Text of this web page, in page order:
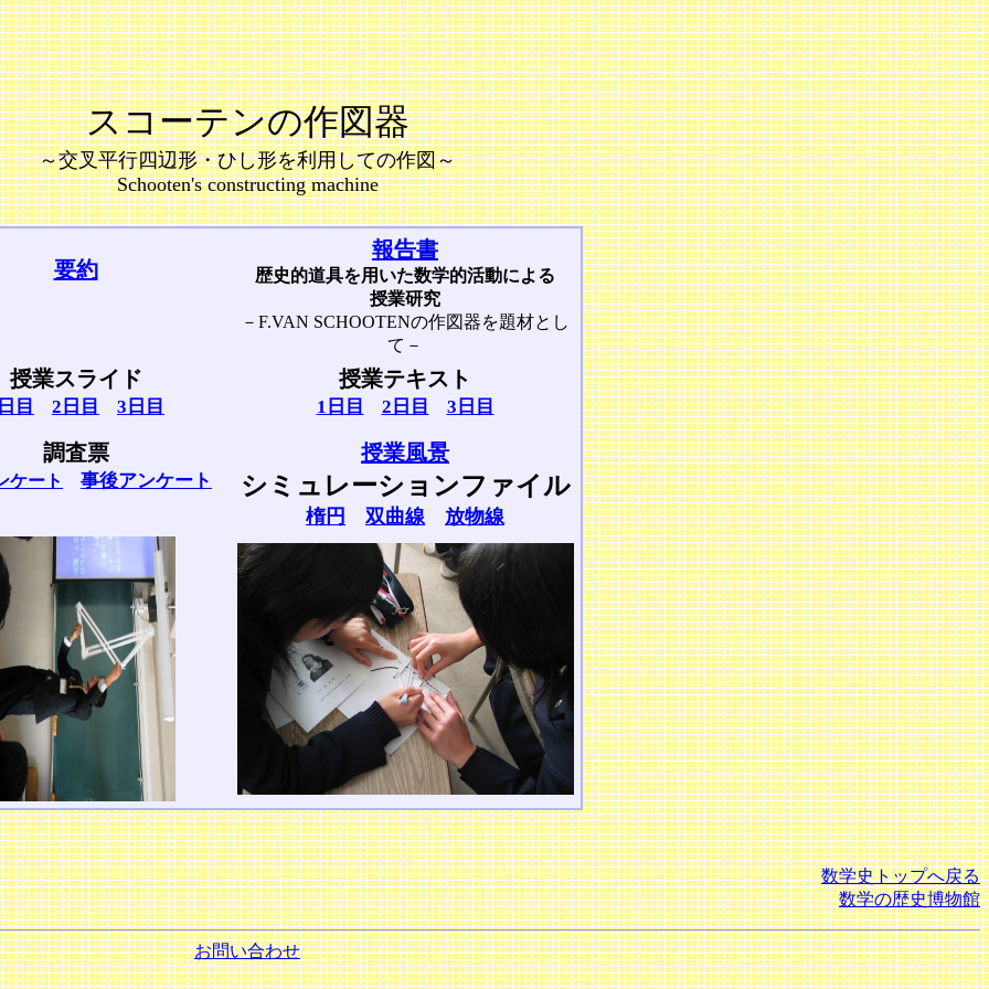
スコーテンの作図器
～交叉平行四辺形・ひし形を利用しての作図～
Schooten's constructing machine
要約
報告書
歴史的道具を用いた数学的活動による
授業研究
－F.VAN SCHOOTENの作図器を題材とし
て－
授業スライド
目 2日目 3日目
授業テキスト
1日目 2日目 3日目
調査票
ケート 事後アンケート
授業風景
シミュレーションファイル
楕円 双曲線 放物線
数学史トップへ戻る
数学の歴史博物館
お問い合わせ